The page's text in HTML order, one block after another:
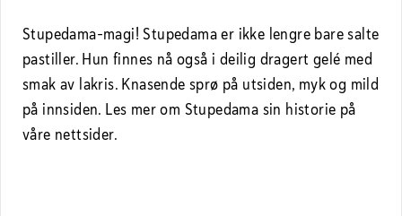
Stupedama-magi! Stupedama er ikke lengre bare salte
pastiller. Hun finnes nå også i deilig dragert gelé med
smak av lakris. Knasende sprø på utsiden, myk og mild
på innsiden. Les mer om Stupedama sin historie på
våre nettsider.